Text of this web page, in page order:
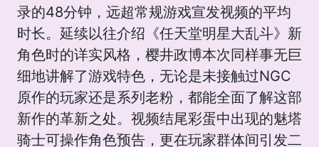
录的48分钟，远超常规游戏宣发视频的平均
时长。延续以往介绍《任天堂明星大乱斗》新
角色时的详实风格，樱井政博本次同样事无巨
细地讲解了游戏特色，无论是未接触过NGC
原作的玩家还是系列老粉，都能全面了解这部
新作的革新之处。视频结尾彩蛋中出现的魅塔
骑士可操作角色预告，更在玩家群体间引发二